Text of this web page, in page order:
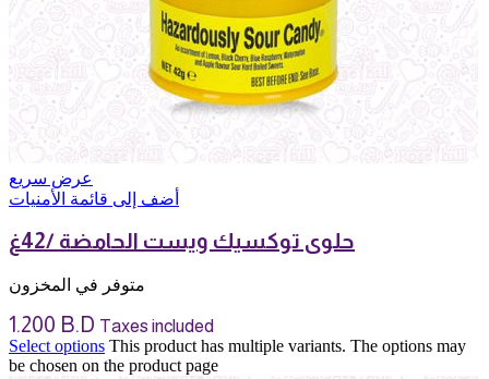
عرض سريع
أضف إلى قائمة الأمنيات
حلوى توكسيك ويست الحامضة /42غ
متوفر في المخزون
1.200 B.D Taxes included
Select options This product has multiple variants. The options may
be chosen on the product page